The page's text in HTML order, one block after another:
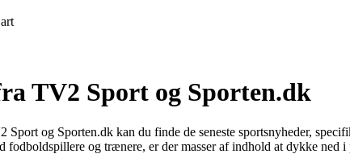
TV2 Sport og Sporten.dk
og Sporten.dk kan du finde de seneste sportsnyheder,
og trænere, er der masser af indhold at dykke ned i